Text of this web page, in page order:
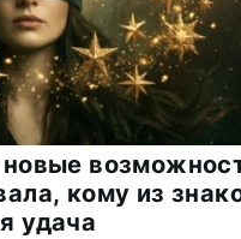
новые
кому из
удача